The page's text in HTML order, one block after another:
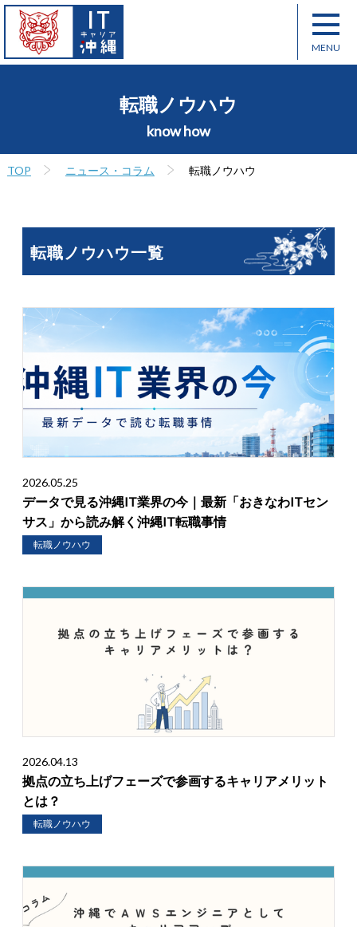
転職ノウハウ
know how
TOP ニュース・コラム 転職ノウハウ
転職ノウハウ一覧
2026.05.25
データで見る沖縄IT業界の今｜最新「おきなわITセン
サス」から読み解く沖縄IT転職事情
転職ノウハウ
2026.04.13
拠点の立ち上げフェーズで参画するキャリアメリット
とは？
転職ノウハウ